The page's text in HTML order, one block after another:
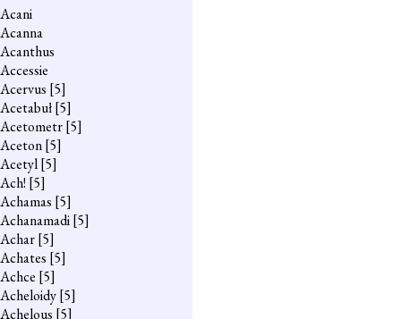
Acani
Acanna
Acanthus
Accessie
Acervus [5]
Acetabuł[5]
Acetometr[5]
Aceton[5]
Acetyl[5]
Ach! [5]
Achamas [5]
Achanamadi[5]
Achar[5]
Achates [5]
Achce [5]
Acheloidy[5]
Achelous [5]